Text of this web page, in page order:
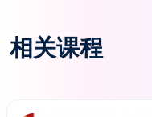
相关课程